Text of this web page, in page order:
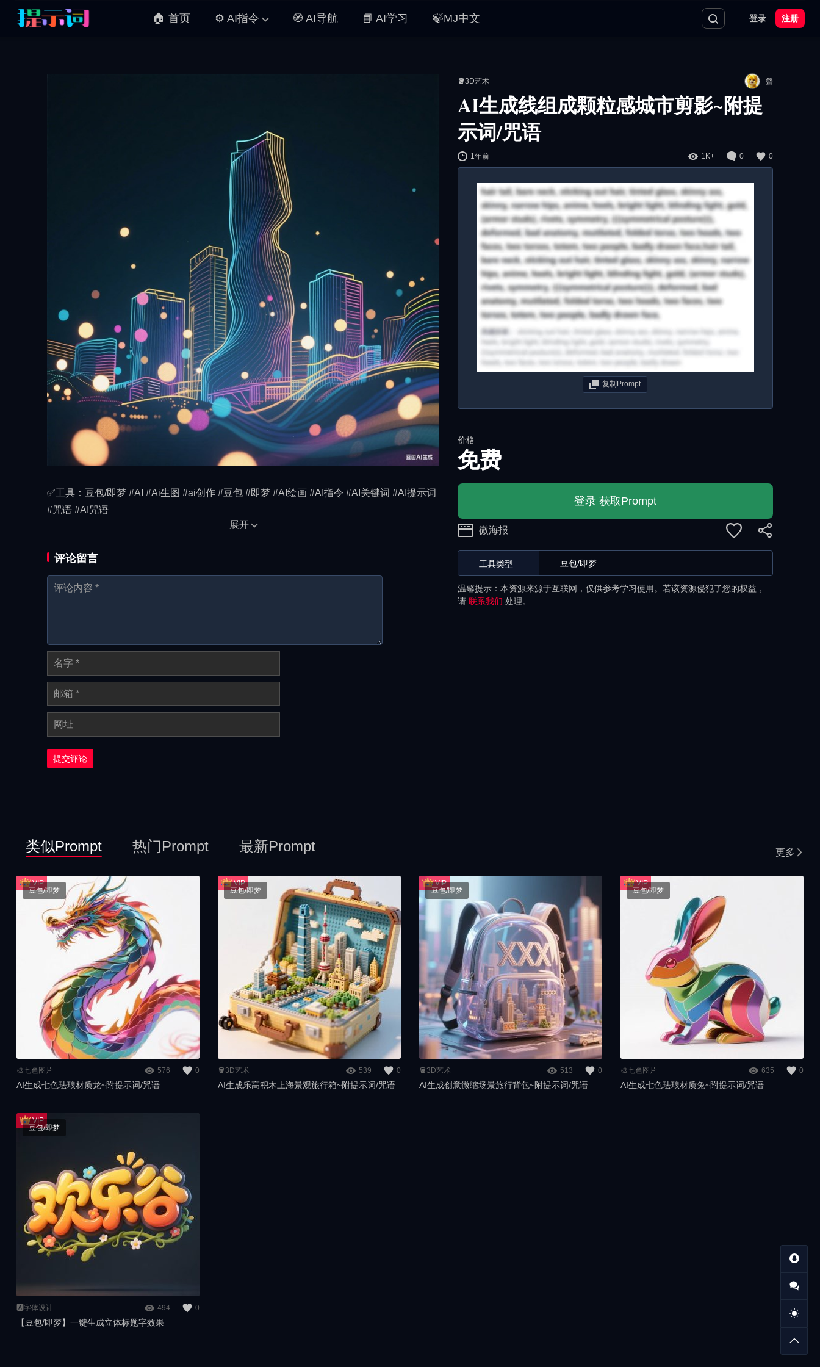
🏠 首页 ⚙️ AI指令 🧭 AI导航 📘 AI学习 🍃MJ中文 登录 注册
✅工具：豆包/即梦 #AI #Ai生图 #ai创作 #豆包 #即梦 #AI绘画 #AI指令 #AI关键词 #AI提示词
#咒语 #AI咒语
展开
评论留言
提交评论
🪣3D艺术 蟹
AI生成线组成颗粒感城市剪影~附提
示词/咒语
1年前 1K+ 0 0
复制Prompt
价格
免费
登录 获取Prompt
微海报
工具类型 豆包/即梦
温馨提示：本资源来源于互联网，仅供参考学习使用。若该资源侵犯了您的权益，
请 联系我们 处理。
类似Prompt 热门Prompt 最新Prompt
🎨七色图片 576 0
AI生成七色珐琅材质龙~附提示词/咒语
豆包/即梦
🪣3D艺术 539 0
AI生成乐高积木上海景观旅行箱~附提示词/咒语
豆包/即梦
🪣3D艺术 513 0
AI生成创意微缩场景旅行背包~附提示词/咒语
豆包/即梦
🎨七色图片 635 0
AI生成七色珐琅材质兔~附提示词/咒语
豆包/即梦
🅰️字体设计 494 0
【豆包/即梦】一键生成立体标题字效果
豆包/即梦
更多